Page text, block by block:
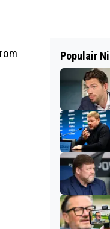
Populair